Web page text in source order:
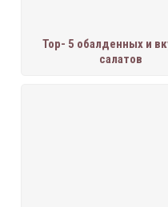
Тор- 5 обалденных и
салатов